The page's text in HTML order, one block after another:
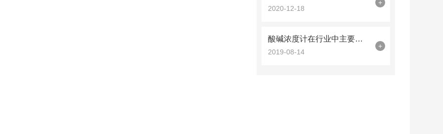
2020-12-18
+
酸碱浓度计在行业中主要分以下四种分类
2019-08-14
+